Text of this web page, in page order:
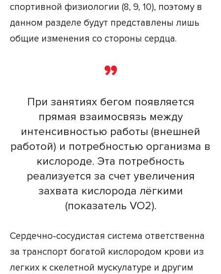
спортивной физиологии (8, 9, 10), поэтому в
данном разделе будут представлены лишь
общие изменения со стороны сердца.
При занятиях бегом появляется
прямая взаимосвязь между
интенсивностью работы (внешней
работой) и потребностью организма в
кислороде. Эта потребность
реализуется за счет увеличения
захвата кислорода лёгкими
(показатель VO2).
Сердечно-сосудистая система ответственна
за транспорт богатой кислородом крови из
легких к скелетной мускулатуре и другим